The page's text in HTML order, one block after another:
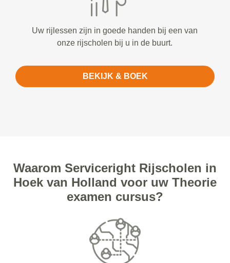
Uw rijlessen zijn in goede handen bij een van
onze rijscholen bij u in de buurt.
BEKIJK & BOEK
Waarom Serviceright Rijscholen in
Hoek van Holland voor uw Theorie
examen cursus?